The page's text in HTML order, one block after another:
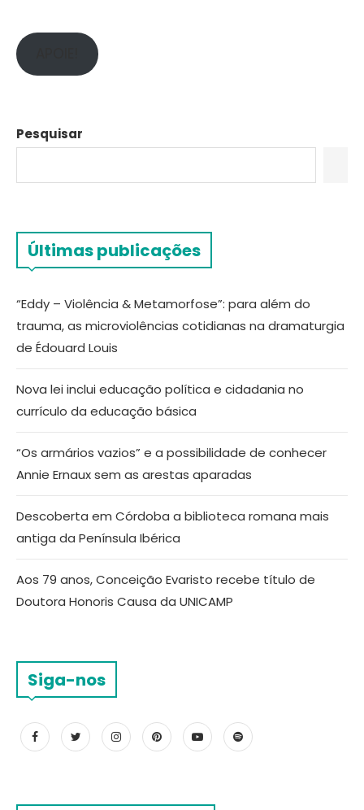
Pesquisar
Últimas publicações
“Eddy – Violência & Metamorfose”: para além do
trauma, as microviolências cotidianas na dramaturgia
de Édouard Louis
Nova lei inclui educação política e cidadania no
currículo da educação básica
“Os armários vazios” e a possibilidade de conhecer
Annie Ernaux sem as arestas aparadas
Descoberta em Córdoba a biblioteca romana mais
antiga da Península Ibérica
Aos 79 anos, Conceição Evaristo recebe título de
Doutora Honoris Causa da UNICAMP
Siga-nos